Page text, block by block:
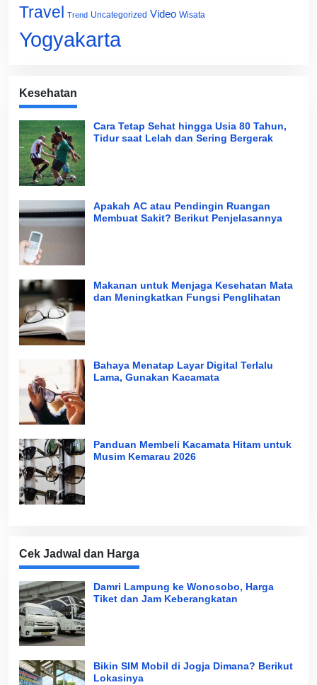
Travel Trend Uncategorized Video Wisata
Yogyakarta
Kesehatan
Cara Tetap Sehat hingga Usia 80 Tahun,
Tidur saat Lelah dan Sering Bergerak
Apakah AC atau Pendingin Ruangan
Membuat Sakit? Berikut Penjelasannya
Makanan untuk Menjaga Kesehatan Mata
dan Meningkatkan Fungsi Penglihatan
Bahaya Menatap Layar Digital Terlalu
Lama, Gunakan Kacamata
Panduan Membeli Kacamata Hitam untuk
Musim Kemarau 2026
Cek Jadwal dan Harga
Damri Lampung ke Wonosobo, Harga
Tiket dan Jam Keberangkatan
Bikin SIM Mobil di Jogja Dimana? Berikut
Lokasinya